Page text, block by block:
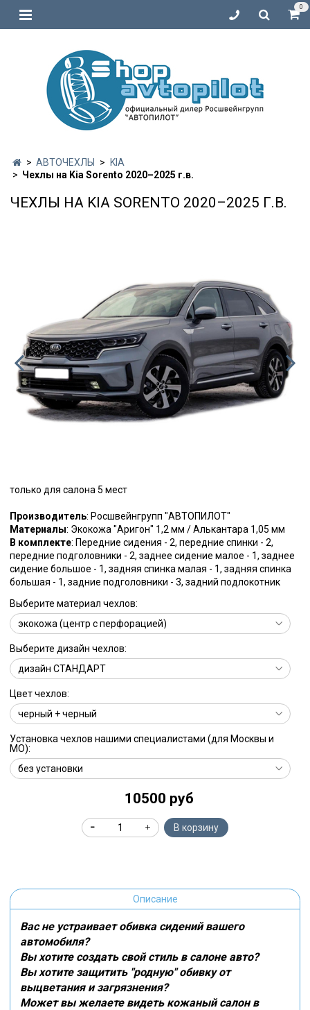
0
АВТОЧЕХЛЫ
KIA
Чехлы на Kia Sorento 2020–2025 г.в.
ЧЕХЛЫ НА KIA SORENTO 2020–2025 Г.В.
только для салона 5 мест
Производитель: Росшвейнгрупп "АВТОПИЛОТ"
Материалы: Экокожа "Аригон" 1,2 мм / Алькантара 1,05 мм
В комплекте: Передние сидения - 2, передние спинки - 2,
передние подголовники - 2, заднее сидение малое - 1, заднее
сидение большое - 1, задняя спинка малая - 1, задняя спинка
большая - 1, задние подголовники - 3, задний подлокотник
Выберите материал чехлов:
Выберите дизайн чехлов:
Цвет чехлов:
Установка чехлов нашими специалистами (для Москвы и
МО):
10500 руб
В корзину
Описание
Вас не устраивает обивка сидений вашего
автомобиля?
Вы хотите создать свой стиль в салоне авто?
Вы хотите защитить "родную" обивку от
выцветания и загрязнения?
Может вы желаете видеть кожаный салон в